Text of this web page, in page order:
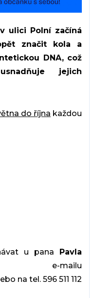
ulici Polní začíná
značit kola a
DNA, což
jejich
do října každou
u pana Pavla
mailu
na tel. 596 511 112